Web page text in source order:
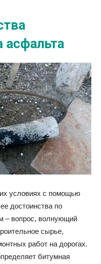
асфальта
условиях с помощью
достоинства по
– вопрос, волнующий
сырье,
работ на дорогах.
битумная